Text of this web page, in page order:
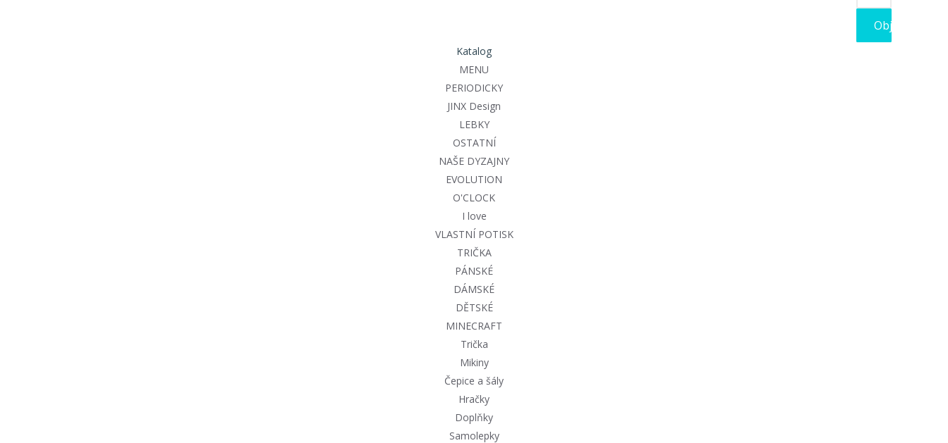
Objednat
Katalog
MENU
PERIODICKY
JINX Design
LEBKY
OSTATNÍ
NAŠE DYZAJNY
EVOLUTION
O'CLOCK
I love
VLASTNÍ POTISK
TRIČKA
PÁNSKÉ
DÁMSKÉ
DĚTSKÉ
MINECRAFT
Trička
Mikiny
Čepice a šály
Hračky
Doplňky
Samolepky